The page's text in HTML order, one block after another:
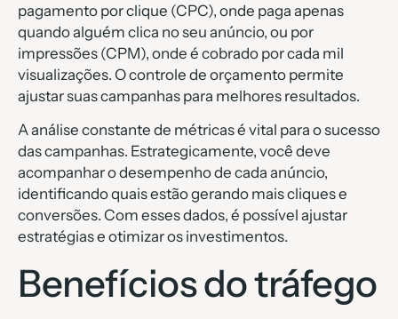
pagamento por clique (CPC), onde paga apenas
quando alguém clica no seu anúncio, ou por
impressões (CPM), onde é cobrado por cada mil
visualizações. O controle de orçamento permite
ajustar suas campanhas para melhores resultados.
A análise constante de métricas é vital para o sucesso
das campanhas. Estrategicamente, você deve
acompanhar o desempenho de cada anúncio,
identificando quais estão gerando mais cliques e
conversões. Com esses dados, é possível ajustar
estratégias e otimizar os investimentos.
Benefícios do tráfego